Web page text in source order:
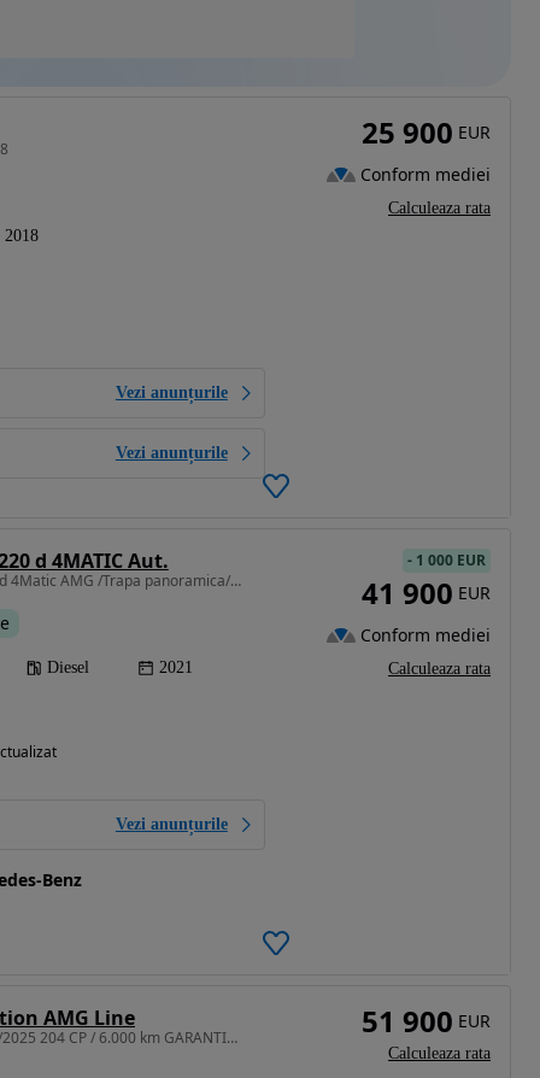
2018
Vezi anunțurile
Vezi anunțurile
25 900 EUR
Conform mediei
Calculeaza rata
d 4MATIC Aut.
1950 cm3 • 194 CP • 220d 4Matic AMG /Trapa panoramica/ Distronic/ Cam 360
Diesel 2021
Vezi anunțurile
Benz
- 1 000 EUR
41 900 EUR
Conform mediei
Calculeaza rata
AMG Line
1999 cm3 • 204 CP • 200i 9G-TRONIC AMG Line 08/2025 204 CP / 6.000 km GARANTIE recent adus 51 900 EUR
Calculeaza rata